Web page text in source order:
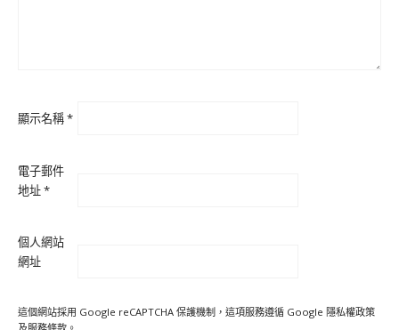
顯示名稱*
電子郵件
地址*
個人網站
網址
這個網站採用 Google reCAPTCHA 保護機制，這項服務遵循 Google 隱私權政策